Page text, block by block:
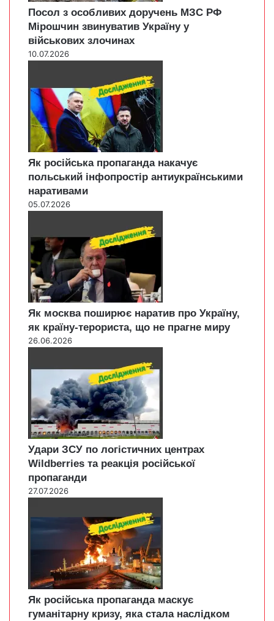
Посол з особливих доручень МЗС РФ
Мірошчин звинуватив Україну у
військових злочинах
10.07.2026
Як російська пропаганда накачує
польський інфопростір антиукраїнськими
наративами
05.07.2026
Як москва поширює наратив про Україну,
як країну-терориста, що не прагне миру
26.06.2026
Удари ЗСУ по логістичних центрах
Wildberries та реакція російської
пропаганди
27.07.2026
Як російська пропаганда маскує
гуманітарну кризу, яка стала наслідком